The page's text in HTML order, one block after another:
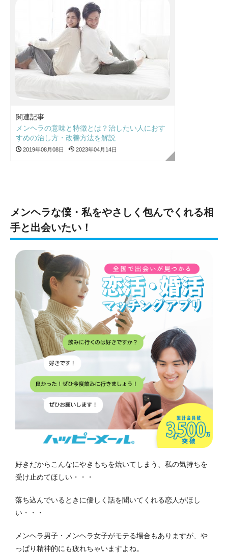
関連記事
メンヘラの意味と特徴とは？治したい人におす
すめの治し方・改善方法を解説
2019年08月08日 2023年04月14日
メンヘラな僕・私をやさしく包んでくれる相
手と出会いたい！
好きだからこんなにやきもちを焼いてしまう、私の気持ちを
受け止めてほしい・・・
落ち込んでいるときに優しく話を聞いてくれる恋人がほし
い・・・
メンヘラ男子・メンヘラ女子がモテる場合もありますが、や
っぱり精神的にも疲れちゃいますよね。